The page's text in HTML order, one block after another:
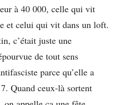
à 40 000, celle qui vit
et celui qui vit dans un loft.
c’était juste une
de tout sens
parce qu’elle a
Quand ceux-là sortent